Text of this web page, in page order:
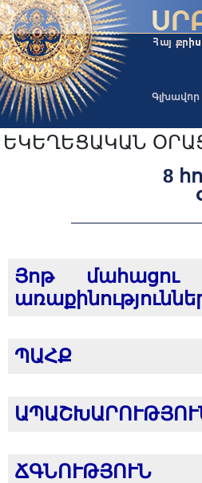
Գլխավոր
ԵԿԵՂԵՑԱԿԱՆ
8
Յոթ մահացու
ՊԱՀՔ
ՃԳՆՈՒԹՅՈՒՆ